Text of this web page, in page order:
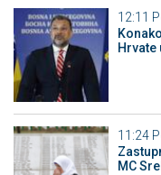
12:11
Hrvate
11:24
MC